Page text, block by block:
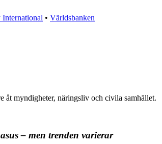
International • Världsbanken
myndigheter, näringsliv och civila samhället.
– men trenden varierar